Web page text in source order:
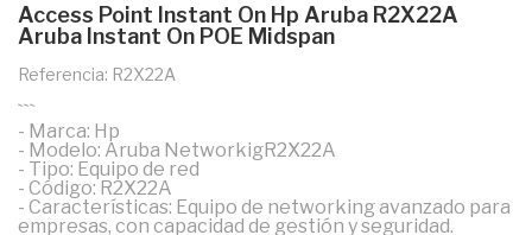
Access Point Instant On Hp Aruba R2X22A
Aruba Instant On POE Midspan
Referencia: R2X22A
```
- Marca: Hp
- Modelo: Aruba NetworkigR2X22A
- Tipo: Equipo de red
- Código: R2X22A
- Características: Equipo de networking avanzado para
empresas, con capacidad de gestión y seguridad.